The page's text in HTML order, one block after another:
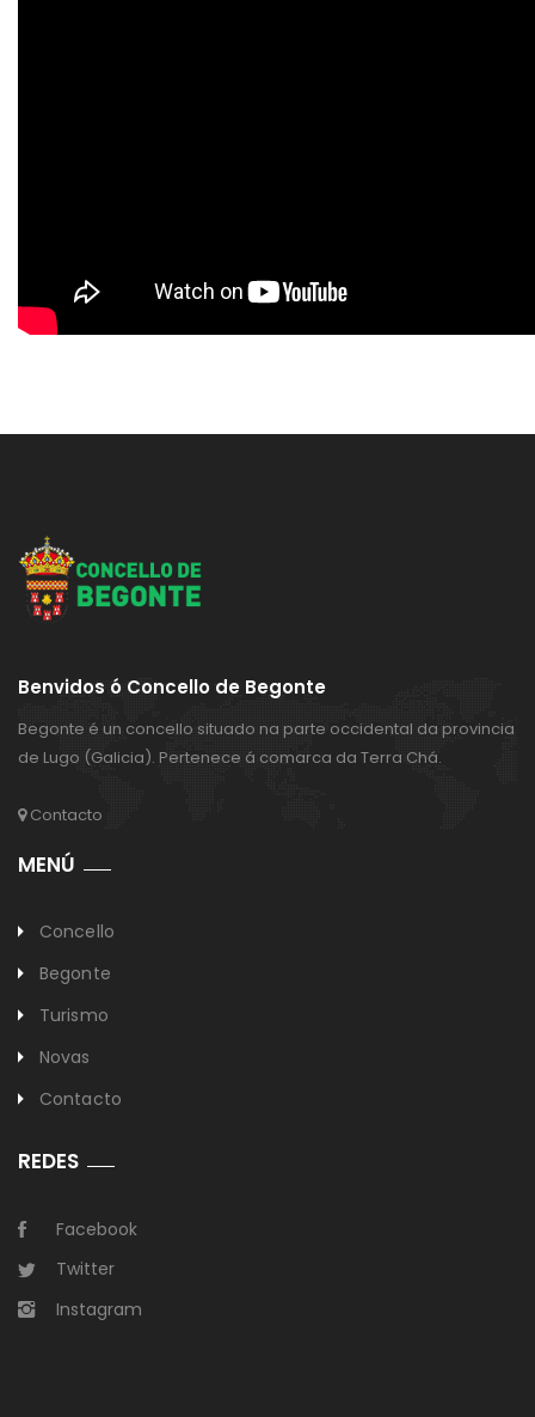
Benvidos ó Concello de Begonte
Begonte é un concello situado na parte occidental da provincia
de Lugo (Galicia). Pertenece á comarca da Terra Chá.
Contacto
MENÚ
Concello
Begonte
Turismo
Novas
Contacto
REDES
Facebook
Twitter
Instagram